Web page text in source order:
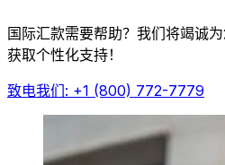
国际汇款需要帮助？我们将竭诚
获取个性化支持！
致电我们: +1 (800) 772-7779